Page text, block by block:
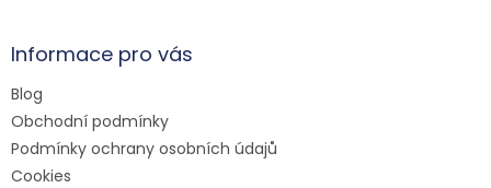
aInformace pro vás
Blog
Obchodní podmínky
Podmínky ochrany osobních údajů
Cookies